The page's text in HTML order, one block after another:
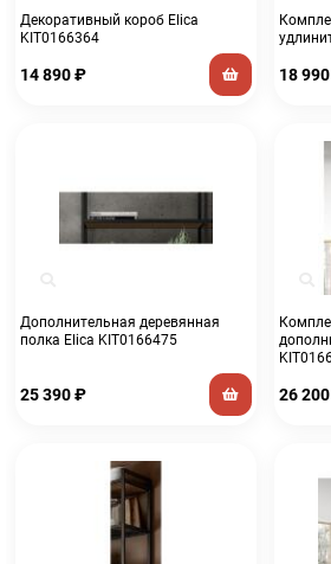
Декоративный короб Elica
KIT0166364
14 890₽ 18 990
Дополнительная деревянная
полка Elica KIT0166475
25 390₽ 26 200